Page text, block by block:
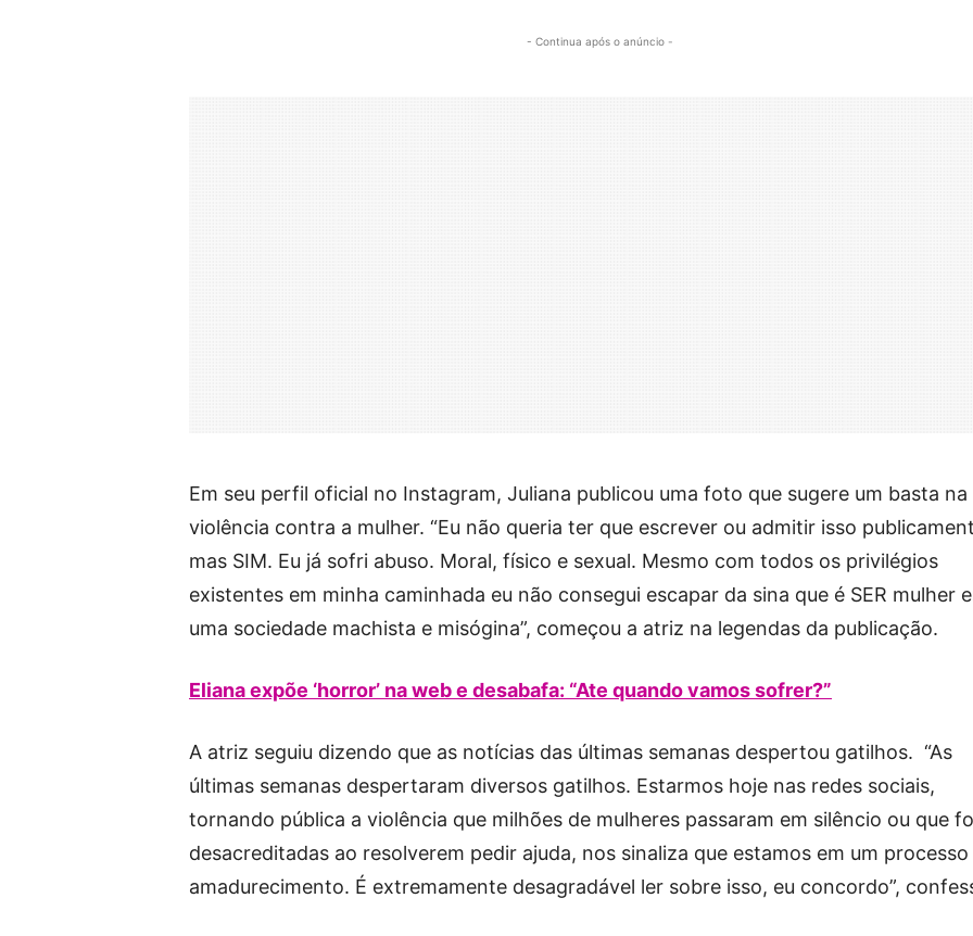
- Continua após o anúncio -
Em seu perfil oficial no Instagram, Juliana publicou uma foto que sugere um basta na
violência contra a mulher. “Eu não queria ter que escrever ou admitir isso
mas SIM. Eu já sofri abuso. Moral, físico e sexual. Mesmo com todos os privilégios
existentes em minha caminhada eu não consegui escapar da sina que é SER mulher
uma sociedade machista e misógina”, começou a atriz na legendas da publicação.
Eliana expõe ‘horror’ na web e desabafa: “Ate quando vamos sofrer?”
A atriz seguiu dizendo que as notícias das últimas semanas despertou gatilhos. “As
últimas semanas despertaram diversos gatilhos. Estarmos hoje nas redes sociais,
tornando pública a violência que milhões de mulheres passaram em silêncio ou que
desacreditadas ao resolverem pedir ajuda, nos sinaliza que estamos em um processo
amadurecimento. É extremamente desagradável ler sobre isso, eu concordo”,